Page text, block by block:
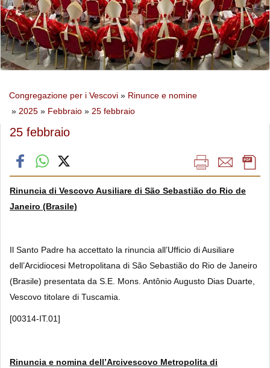
Congregazione per i Vescovi » Rinunce e nomine
» 2025 » Febbraio » 25 febbraio
25 febbraio
Rinuncia di Vescovo Ausiliare di São Sebastião do Rio de
Janeiro (Brasile)
Il Santo Padre ha accettato la rinuncia all’Ufficio di Ausiliare
dell’Arcidiocesi Metropolitana di São Sebastião do Rio de Janeiro
(Brasile) presentata da S.E. Mons. Antônio Augusto Dias Duarte,
Vescovo titolare di Tuscamia.
[00314-IT.01]
Rinuncia e nomina dell’Arcivescovo Metropolita di